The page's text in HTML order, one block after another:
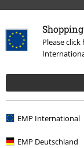
Please
EMP International
EMP Deutschland
Kundservice
Returpolicy
Returnera en vara
Generell